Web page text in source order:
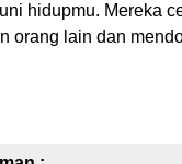
hidupmu. Mereka
orang lain dan